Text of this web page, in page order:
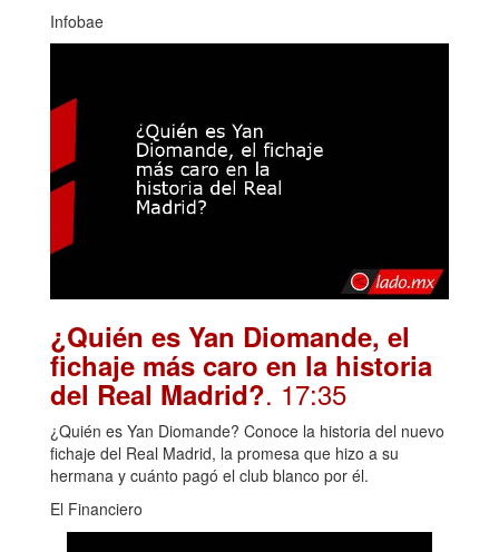
Infobae
¿Quién es Yan Diomande, el
fichaje más caro en la historia
del Real Madrid?. 17:35
¿Quién es Yan Diomande? Conoce la historia del nuevo
fichaje del Real Madrid, la promesa que hizo a su
hermana y cuánto pagó el club blanco por él.
El Financiero